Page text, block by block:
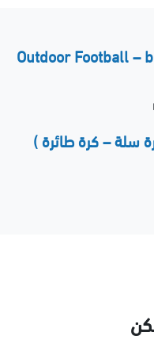
Outdoor Football –
سلة – كرة طائرة )